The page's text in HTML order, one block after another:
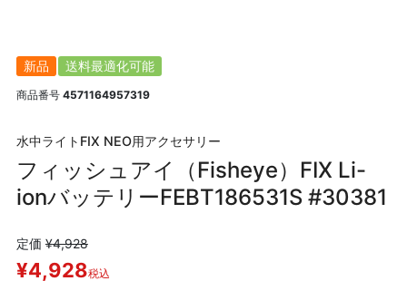
新品 送料最適化可能
商品番号 4571164957319
水中ライトFIX NEO用アクセサリー
フィッシュアイ（Fisheye）FIX Li-
ionバッテリーFEBT186531S #30381
定価 ¥4,928
¥4,928税込